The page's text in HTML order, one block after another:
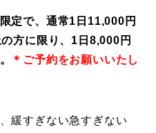
定で、通常1日11,000円
方に限り、1日8,000円
＊ご予約をお願いいたし
緩すぎない急すぎない